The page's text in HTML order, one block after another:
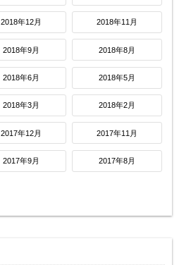
2018年12月 2018年11月
2018年9月 2018年8月
2018年6月 2018年5月
2018年3月 2018年2月
2017年12月 2017年11月
2017年9月 2017年8月